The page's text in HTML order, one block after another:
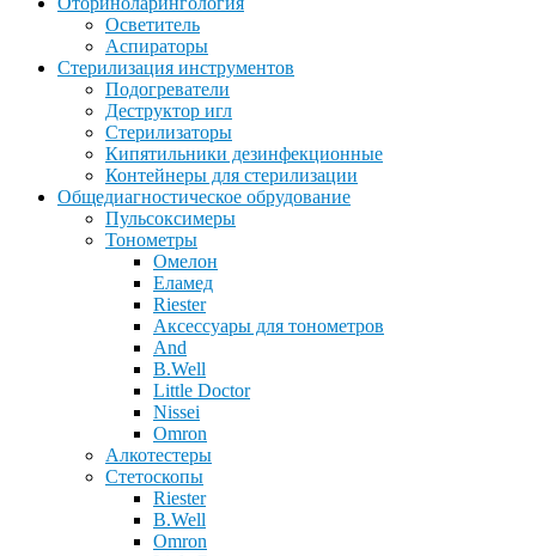
Осветитель
Аспираторы
Стерилизация инструментов
Подогреватели
Деструктор игл
Стерилизаторы
Кипятильники дезинфекционные
Контейнеры для стерилизации
Общедиагностическое обрудование
Пульсоксимеры
Тонометры
Омелон
Еламед
Riester
Аксессуары для тонометров
And
B.Well
Little Doctor
Nissei
Omron
Алкотестеры
Стетоскопы
Riester
B.Well
Omron